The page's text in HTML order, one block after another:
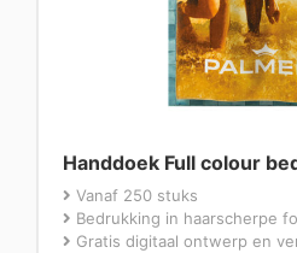
Handdoek Full colour
Vanaf 250 stuks
Bedrukking in haarscherpe
Gratis digitaal ontwerp en